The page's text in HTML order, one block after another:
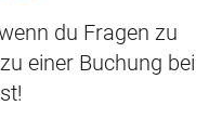
du Fragen zu
einer Buchung bei